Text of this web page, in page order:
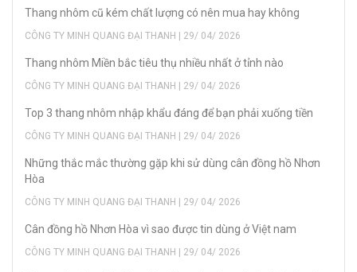
Thang nhôm cũ kém chất lượng có nên mua hay không
CÔNG TY MINH QUANG ĐẠI THANH | 29/ 04/ 2026
Thang nhôm Miền bắc tiêu thụ nhiều nhất ở tỉnh nào
CÔNG TY MINH QUANG ĐẠI THANH | 29/ 04/ 2026
Top 3 thang nhôm nhập khẩu đáng để bạn phải xuống tiền
CÔNG TY MINH QUANG ĐẠI THANH | 29/ 04/ 2026
Những thắc mắc thường gặp khi sử dùng cân đồng hồ Nhơn
Hòa
CÔNG TY MINH QUANG ĐẠI THANH | 29/ 04/ 2026
Cân đồng hồ Nhơn Hòa vì sao được tin dùng ở Việt nam
CÔNG TY MINH QUANG ĐẠI THANH | 29/ 04/ 2026